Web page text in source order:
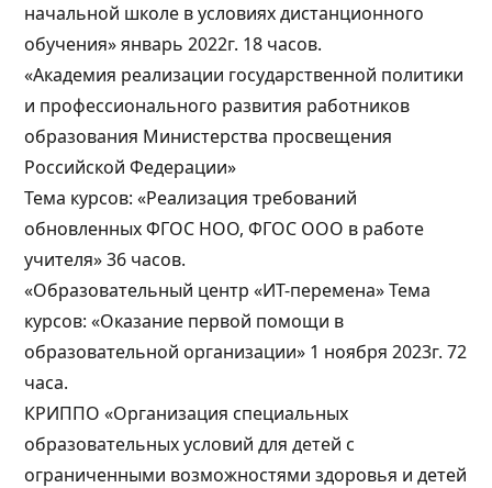
начальной школе в условиях дистанционного
обучения» январь 2022г. 18 часов.
«Академия реализации государственной политики
и профессионального развития работников
образования Министерства просвещения
Российской Федерации»
Тема курсов: «Реализация требований
обновленных ФГОС НОО, ФГОС ООО в работе
учителя» 36 часов.
«Образовательный центр «ИТ-перемена» Тема
курсов: «Оказание первой помощи в
образовательной организации» 1 ноября 2023г. 72
часа.
КРИППО «Организация специальных
образовательных условий для детей с
ограниченными возможностями здоровья и детей